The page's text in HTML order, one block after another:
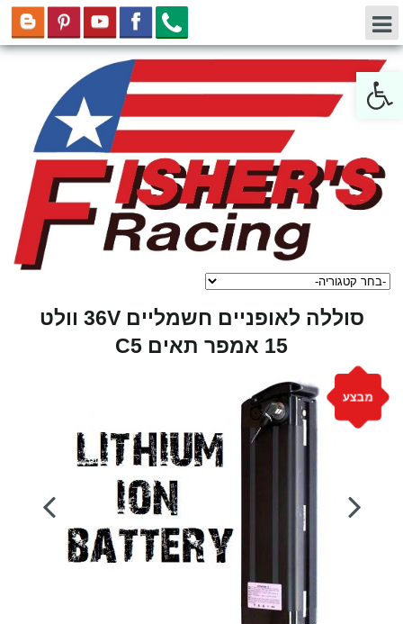
מבצע
סוללה לאופניים חשמליים 36V וולט
15 אמפר תאים C5